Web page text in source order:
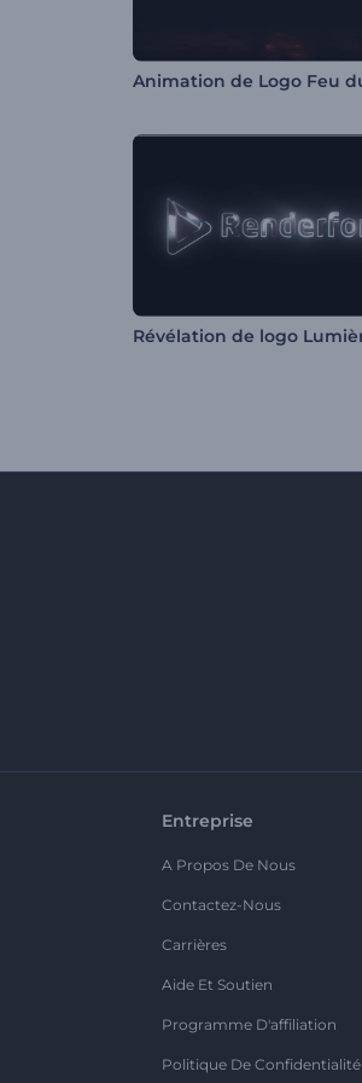
Entreprise
A Propos De Nous
Contactez-Nous
Carrières
Aide Et Soutien
Programme D'affiliation
Politique De Confidentialité